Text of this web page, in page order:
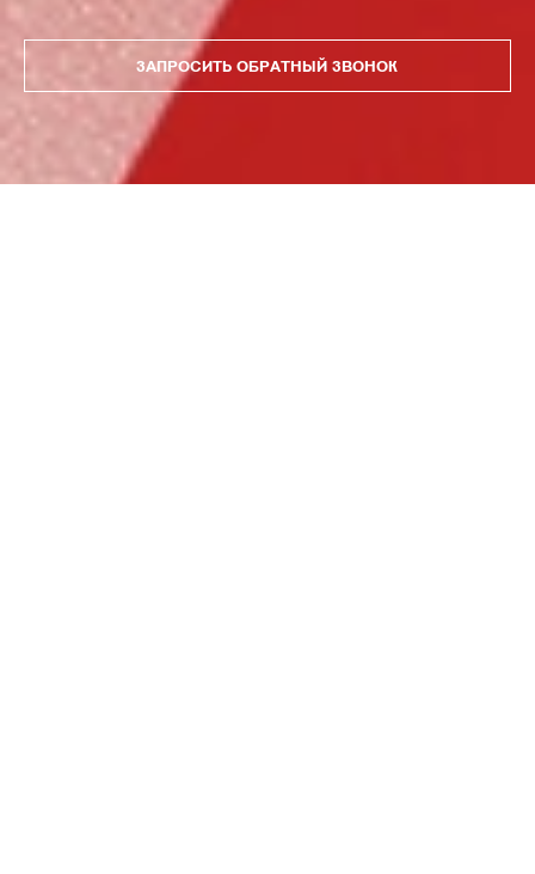
ЗАПРОСИТЬ ОБРАТНЫЙ ЗВОНОК